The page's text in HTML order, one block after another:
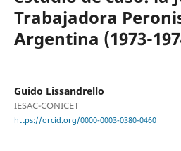
Trabajadora
Argentina (1973-
Guido Lissandrello
IESAC-CONICET
https://orcid.org/0000-0003-0380-0460